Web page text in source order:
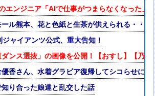
エンジニア「AIで仕事がつまらなくなった」
ール熊本、花と色紙と生茶が供えられる・・・
ジャイアンツ公式、重大告知！
ンス選抜」の画像を公開！【おすし】【乃
優香さん、水着グラビア復帰してシコらせにく
り合った娘達と乱交した話